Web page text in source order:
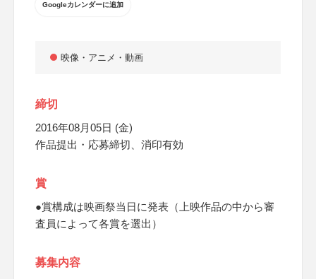
Googleカレンダーに追加
映像・アニメ・動画
締切
2016年08月05日 (金)
作品提出・応募締切、消印有効
賞
●賞構成は映画祭当日に発表（上映作品の中から審
査員によって各賞を選出）
募集内容